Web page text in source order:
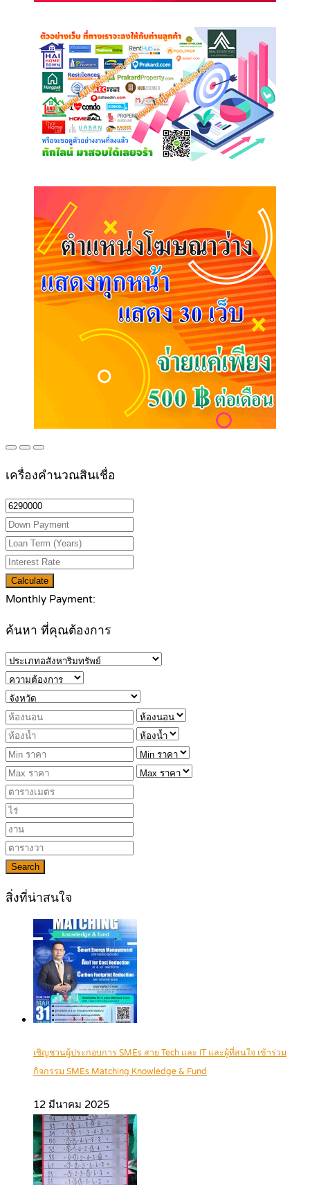
เครื่องคำนวณสินเชื่อ
Calculate
Monthly Payment:
ค้นหา ที่คุณต้องการ
Search
สิ่งที่น่าสนใจ
เชิญชวนผู้ประกอบการ SMEs สาย Tech และ IT และผู้ที่สนใจ เข้าร่วม
กิจกรรม SMEs Matching Knowledge & Fund
12 มีนาคม 2025